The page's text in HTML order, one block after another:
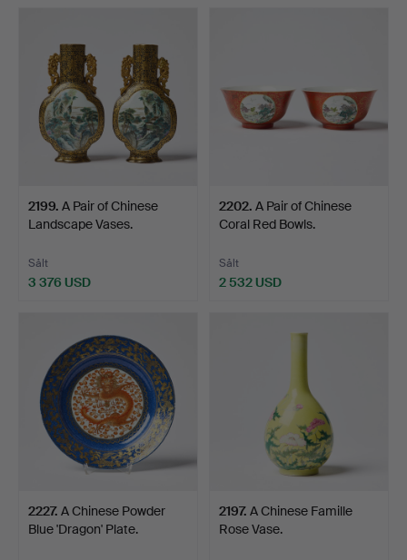
2199. A Pair of Chinese
Landscape Vases.
Sålt
3 376 USD
2202. A Pair of Chinese
Coral Red Bowls.
Sålt
2 532 USD
2227. A Chinese Powder
Blue 'Dragon' Plate.
2197. A Chinese Famille
Rose Vase.